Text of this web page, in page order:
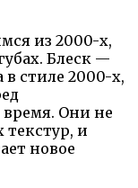
из 2000-х,
Блеск —
стиле 2000-х,
время. Они не
текстур, и
новое